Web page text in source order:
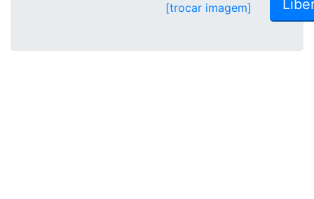
[trocar imagem]